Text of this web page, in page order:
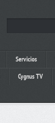
Servicios
Cygnus TV